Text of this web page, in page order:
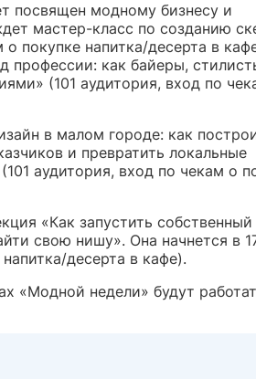
посвящен модному бизнесу и
мастер-класс по созданию
покупке напитка/десерта в
профессии: как байеры,
(101 аудитория, вход по
в малом городе: как
и превратить локальные
аудитория, вход по чекам о
«Как запустить собственный
свою нишу». Она начнется в
десерта в кафе).
«Модной недели» будут